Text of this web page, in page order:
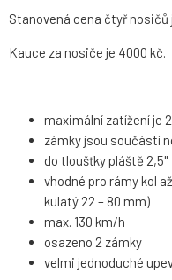
Stanovená cena čtyř nosičů
Kauce za nosiče je 4000 kč.
maximální zatížení je
zámky jsou součástí
do tloušťky pláště 2,5"
vhodné pro rámy kol
kulatý 22 – 80 mm)
max. 130 km/h
osazeno 2 zámky
velmi jednoduché